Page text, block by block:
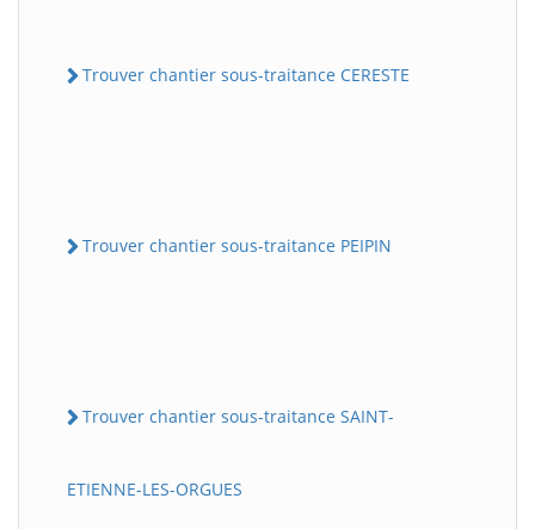
Trouver chantier sous-traitance CERESTE
Trouver chantier sous-traitance PEIPIN
Trouver chantier sous-traitance SAINT-
ETIENNE-LES-ORGUES